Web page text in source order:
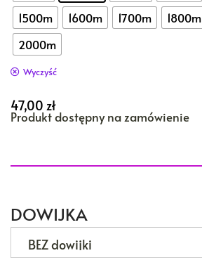
1500m
1600m 1700m 1800m
2000m
Wyczyść
47,00 zł
Produkt dostępny na zamówienie
DOWIJKA